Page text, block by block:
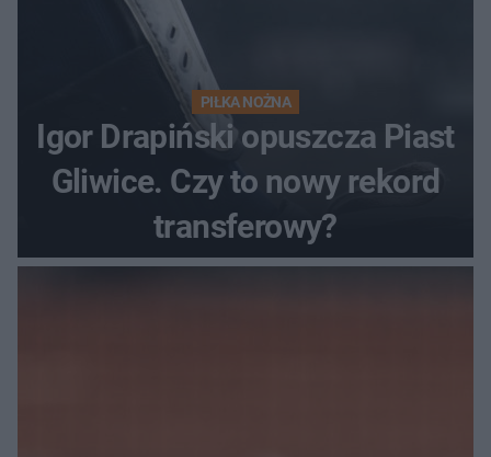
PIŁKA NOŻNA
Igor Drapiński opuszcza Piast
Gliwice. Czy to nowy rekord
transferowy?